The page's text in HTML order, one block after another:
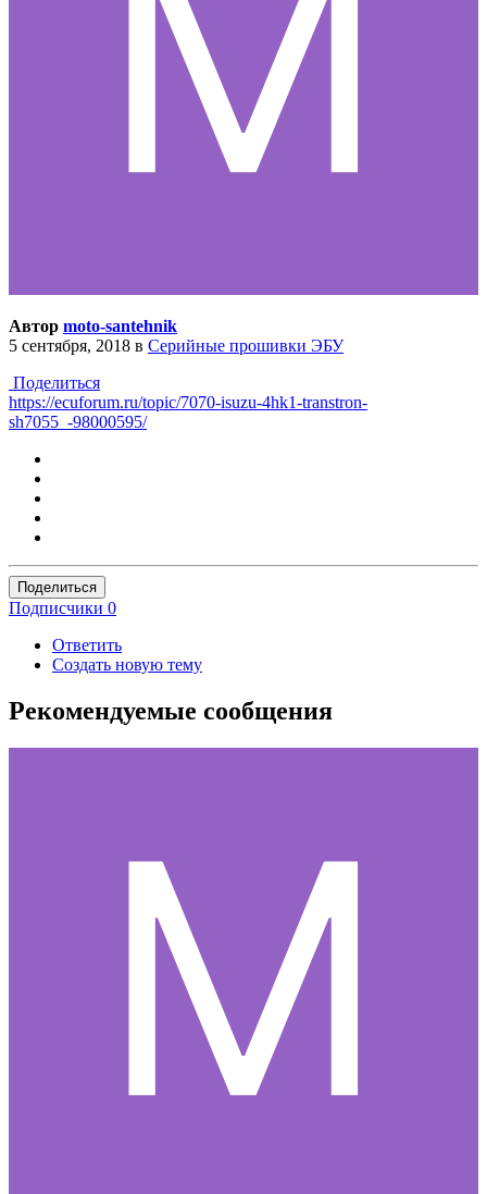
Автор moto-santehnik
5 сентября, 2018 в Серийные прошивки ЭБУ
Поделиться
https://ecuforum.ru/topic/7070-isuzu-4hk1-transtron-
sh7055_-98000595/
Поделиться
Подписчики 0
Ответить
Создать новую тему
Рекомендуемые сообщения